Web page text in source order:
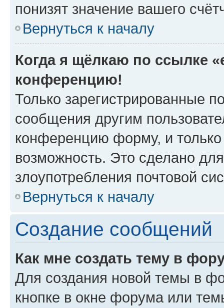
понизят значение вашего
Вернуться к началу
Когда я щёлкаю по ссылке
конференцию!
Только зарегистрированные
сообщения другим
конференцию форму, и
возможность. Это сделано
злоупотребления почтовой
Вернуться к началу
Создание сообщений
Как мне создать тему в
Для создания новой темы в
кнопке в окне форума или